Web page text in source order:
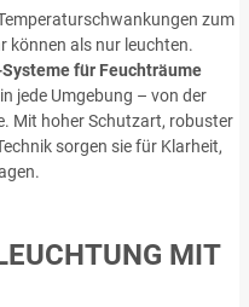
zum
können als nur leuchten.
für Feuchträume
jede Umgebung – von der
Mit hoher Schutzart, robuster
sorgen sie für Klarheit,
MIT